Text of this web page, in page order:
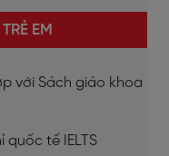
EM
với Sách giáo khoa
quốc tế IELTS